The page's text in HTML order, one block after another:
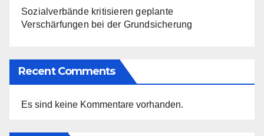
Sozialverbände kritisieren geplante
Verschärfungen bei der Grundsicherung
Recent Comments
Es sind keine Kommentare vorhanden.